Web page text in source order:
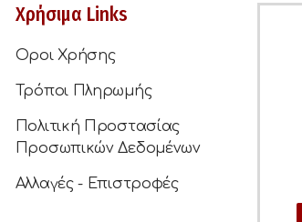
Χρήσιμα Links
Οροι Χρήσης
Τρόποι Πληρωμής
Πολιτική Προστασίας
Προσωπικών Δεδομένων
Αλλαγές - Επιστροφές